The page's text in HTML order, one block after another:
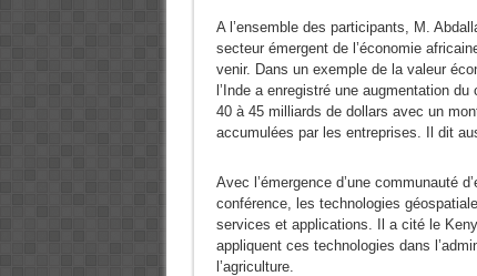
A l’ensemble des participants, M.
secteur émergent de l’économie
venir. Dans un exemple de la valeur
l’Inde a enregistré une augmentation
40 à 45 milliards de dollars avec un
accumulées par les entreprises. Il dit
Avec l’émergence d’une communauté
conférence, les technologies
services et applications. Il a cité le
appliquent ces technologies dans
l’agriculture.